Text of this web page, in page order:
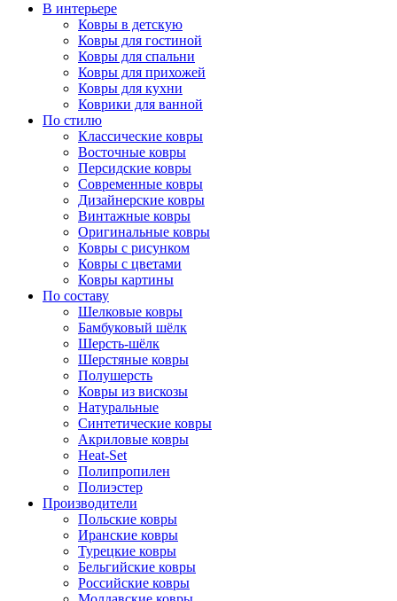
В интерьере
Ковры в детскую
Ковры для гостиной
Ковры для спальни
Ковры для прихожей
Ковры для кухни
Коврики для ванной
По стилю
Классические ковры
Восточные ковры
Персидские ковры
Современные ковры
Дизайнерские ковры
Винтажные ковры
Оригинальные ковры
Ковры с рисунком
Ковры с цветами
Ковры картины
По составу
Шелковые ковры
Бамбуковый шёлк
Шерсть-шёлк
Шерстяные ковры
Полушерсть
Ковры из вискозы
Натуральные
Синтетические ковры
Акриловые ковры
Heat-Set
Полипропилен
Полиэстер
Производители
Польские ковры
Иранские ковры
Турецкие ковры
Бельгийские ковры
Российские ковры